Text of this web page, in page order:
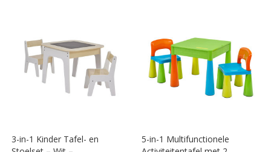
3-in-1 Kinder Tafel- en
5-in-1 Multifunctionele